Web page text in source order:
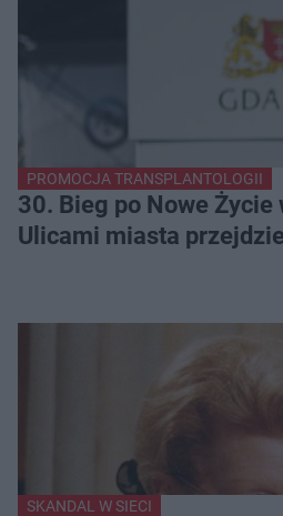
PROMOCJA TRANSPLANTOLOGII
30. Bieg po Nowe Życie
Ulicami miasta
SKANDAL W SIECI